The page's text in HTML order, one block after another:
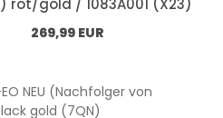
rot/gold / 1083A001 (X23)
Normál ár:
269,99 EUR